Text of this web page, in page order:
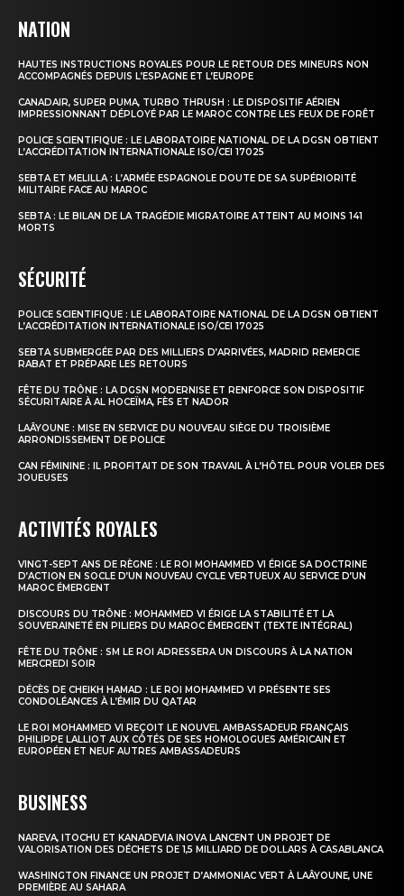
NATION
HAUTES INSTRUCTIONS ROYALES POUR LE RETOUR DES MINEURS NON
ACCOMPAGNÉS DEPUIS L’ESPAGNE ET L’EUROPE
CANADAIR, SUPER PUMA, TURBO THRUSH : LE DISPOSITIF AÉRIEN
IMPRESSIONNANT DÉPLOYÉ PAR LE MAROC CONTRE LES FEUX DE FORÊT
POLICE SCIENTIFIQUE : LE LABORATOIRE NATIONAL DE LA DGSN OBTIENT
L’ACCRÉDITATION INTERNATIONALE ISO/CEI 17025
SEBTA ET MELILLA : L’ARMÉE ESPAGNOLE DOUTE DE SA SUPÉRIORITÉ
MILITAIRE FACE AU MAROC
SEBTA : LE BILAN DE LA TRAGÉDIE MIGRATOIRE ATTEINT AU MOINS 141
MORTS
SÉCURITÉ
POLICE SCIENTIFIQUE : LE LABORATOIRE NATIONAL DE LA DGSN OBTIENT
L’ACCRÉDITATION INTERNATIONALE ISO/CEI 17025
SEBTA SUBMERGÉE PAR DES MILLIERS D’ARRIVÉES, MADRID REMERCIE
RABAT ET PRÉPARE LES RETOURS
FÊTE DU TRÔNE : LA DGSN MODERNISE ET RENFORCE SON DISPOSITIF
SÉCURITAIRE À AL HOCEÏMA, FÈS ET NADOR
LAÂYOUNE : MISE EN SERVICE DU NOUVEAU SIÈGE DU TROISIÈME
ARRONDISSEMENT DE POLICE
CAN FÉMININE : IL PROFITAIT DE SON TRAVAIL À L’HÔTEL POUR VOLER DES
JOUEUSES
ACTIVITÉS ROYALES
VINGT-SEPT ANS DE RÈGNE : LE ROI MOHAMMED VI ÉRIGE SA DOCTRINE
D’ACTION EN SOCLE D’UN NOUVEAU CYCLE VERTUEUX AU SERVICE D’UN
MAROC ÉMERGENT
DISCOURS DU TRÔNE : MOHAMMED VI ÉRIGE LA STABILITÉ ET LA
SOUVERAINETÉ EN PILIERS DU MAROC ÉMERGENT (TEXTE INTÉGRAL)
FÊTE DU TRÔNE : SM LE ROI ADRESSERA UN DISCOURS À LA NATION
MERCREDI SOIR
DÉCÈS DE CHEIKH HAMAD : LE ROI MOHAMMED VI PRÉSENTE SES
CONDOLÉANCES À L’ÉMIR DU QATAR
LE ROI MOHAMMED VI REÇOIT LE NOUVEL AMBASSADEUR FRANÇAIS
PHILIPPE LALLIOT AUX CÔTÉS DE SES HOMOLOGUES AMÉRICAIN ET
EUROPÉEN ET NEUF AUTRES AMBASSADEURS
BUSINESS
NAREVA, ITOCHU ET KANADEVIA INOVA LANCENT UN PROJET DE
VALORISATION DES DÉCHETS DE 1,5 MILLIARD DE DOLLARS À CASABLANCA
WASHINGTON FINANCE UN PROJET D’AMMONIAC VERT À LAÂYOUNE, UNE
PREMIÈRE AU SAHARA